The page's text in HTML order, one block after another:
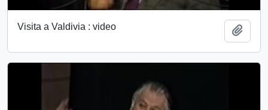
Visita a Valdivia : video